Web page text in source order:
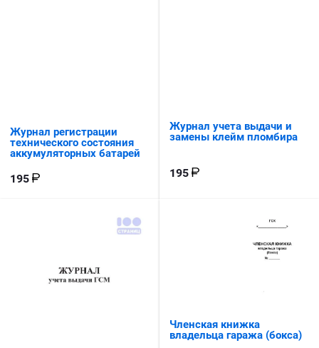
Журнал регистрации
технического состояния
аккумуляторных батарей
195
Журнал учета выдачи и
замены клейм пломбира
195
Членская книжка
владельца гаража (бокса)